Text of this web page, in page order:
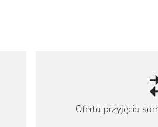
Oferta przyjęcia